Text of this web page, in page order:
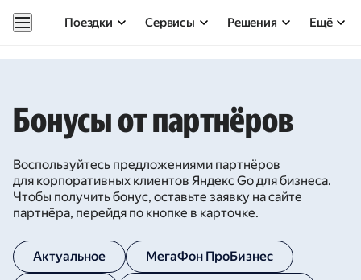
Поездки Сервисы Решения Ещё
Бонусы от партнёров
Воспользуйтесь предложениями партнёров
для корпоративных клиентов Яндекс Go для бизнеса.
Чтобы получить бонус, оставьте заявку на сайте
партнёра, перейдя по кнопке в карточке.
Актуальное МегаФон ПроБизнес